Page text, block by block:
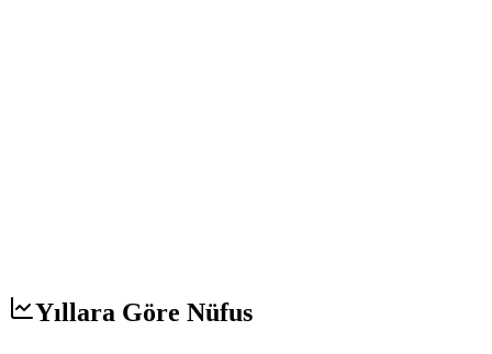
Yıllara Göre Nüfus